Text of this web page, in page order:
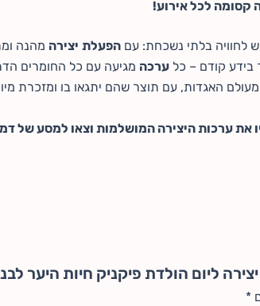
קסומה לכל אירוע!
לחוויה בלתי נשכחת: עם הפעלת יצירה מהנה
בידע קודם – כל ערכה מגיעה עם כל החומרים
מעולם האגדות, עם תוצר שהם יתגאו בו ומזכרת
את ערכות היצירה המושלמות וצאו למסע של
ליום הולדת פיקניק חיות היער לבנות
*